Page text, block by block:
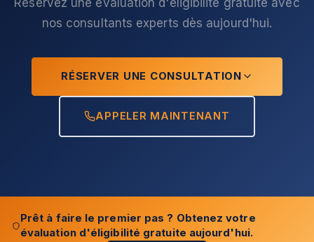
nos consultants experts dès aujourd'hui.
RÉSERVER UNE CONSULTATION
APPELER MAINTENANT
Prêt à faire le premier pas ? Obtenez votre
évaluation d'éligibilité gratuite aujourd'hui.